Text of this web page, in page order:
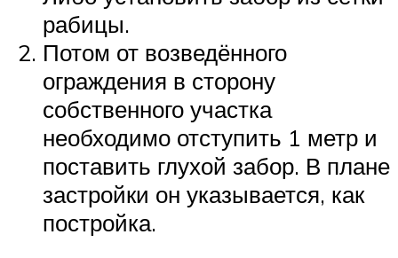
рабицы.
Потом от возведённого
ограждения в сторону
собственного участка
необходимо отступить 1 метр и
поставить глухой забор. В плане
застройки он указывается, как
постройка.